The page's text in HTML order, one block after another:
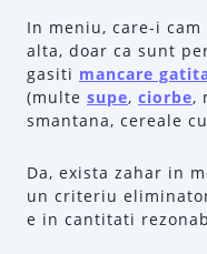
In meniu, care-i
alta, doar ca sunt
gasiti mancare
(multe supe, ciorbe,
smantana, cereale
Da, exista zahar in
un criteriu
e in cantitati